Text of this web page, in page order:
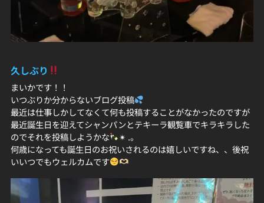
久しぶり
まいかです！！
いつぶりか分からないブログ投稿
最近は仕事しかしてなくて何も投稿することがなかったのですが
最近誕生日を迎えてシャンパンとテキーラ観覧車でキラキラした
のでそれを投稿しようかな
✴︎ .。
何歳になっても誕生日のお祝いされるのは嬉しいですね、、後祝
いいつでもウェルカムです